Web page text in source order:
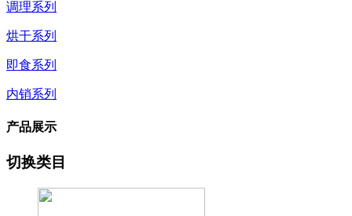
调理系列
烘干系列
即食系列
内销系列
产品展示
切换类目